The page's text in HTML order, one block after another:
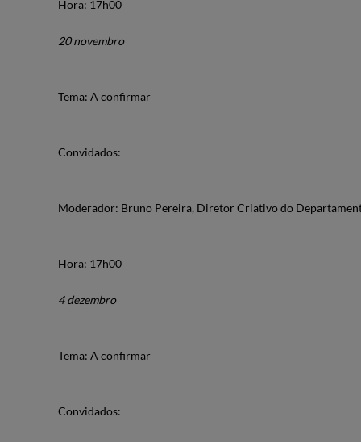
Hora: 17h00
20 novembro
Tema: A confirmar
Convidados:
Moderador: Bruno Pereira, Diretor Criativo do
Hora: 17h00
4 dezembro
Tema: A confirmar
Convidados: